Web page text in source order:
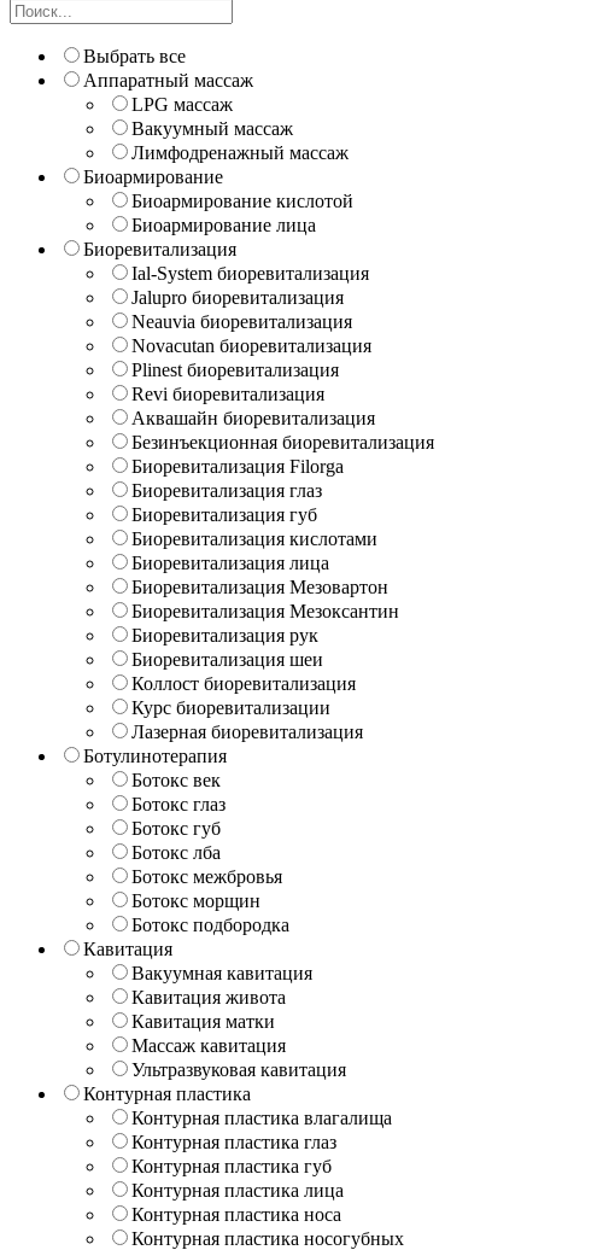
Выбрать все
Аппаратный массаж
LPG массаж
Вакуумный массаж
Лимфодренажный массаж
Биоармирование
Биоармирование кислотой
Биоармирование лица
Биоревитализация
Ial-System биоревитализация
Jalupro биоревитализация
Neauvia биоревитализация
Novacutan биоревитализация
Plinest биоревитализация
Revi биоревитализация
Аквашайн биоревитализация
Безинъекционная биоревитализация
Биоревитализация Filorga
Биоревитализация глаз
Биоревитализация губ
Биоревитализация кислотами
Биоревитализация лица
Биоревитализация Мезовартон
Биоревитализация Мезоксантин
Биоревитализация рук
Биоревитализация шеи
Коллост биоревитализация
Курс биоревитализации
Лазерная биоревитализация
Ботулинотерапия
Ботокс век
Ботокс глаз
Ботокс губ
Ботокс лба
Ботокс межбровья
Ботокс морщин
Ботокс подбородка
Кавитация
Вакуумная кавитация
Кавитация живота
Кавитация матки
Массаж кавитация
Ультразвуковая кавитация
Контурная пластика
Контурная пластика влагалища
Контурная пластика глаз
Контурная пластика губ
Контурная пластика лица
Контурная пластика носа
Контурная пластика носогубных